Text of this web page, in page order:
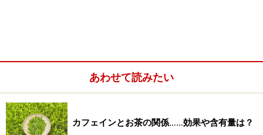
時間：13:00～14:30
会費：3,500円（税込）
予約：千年茶館（メール）
あわせて読みたい
カフェインとお茶の関係……効果や含有量は？